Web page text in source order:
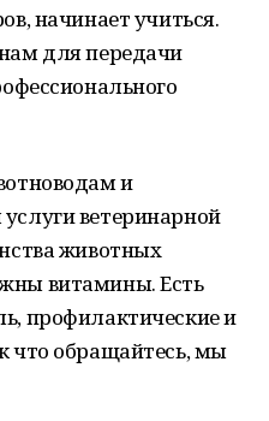
начинает учиться.
для передачи
и
ветеринарной
животных
витамины. Есть
профилактические и
что обращайтесь, мы